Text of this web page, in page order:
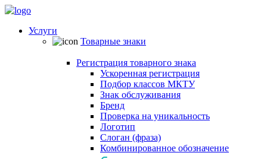
Услуги
Товарные знаки
Регистрация товарного знака
Ускоренная регистрация
Подбор классов МКТУ
Знак обслуживания
Бренд
Проверка на уникальность
Логотип
Слоган (фраза)
Комбинированное обозначение